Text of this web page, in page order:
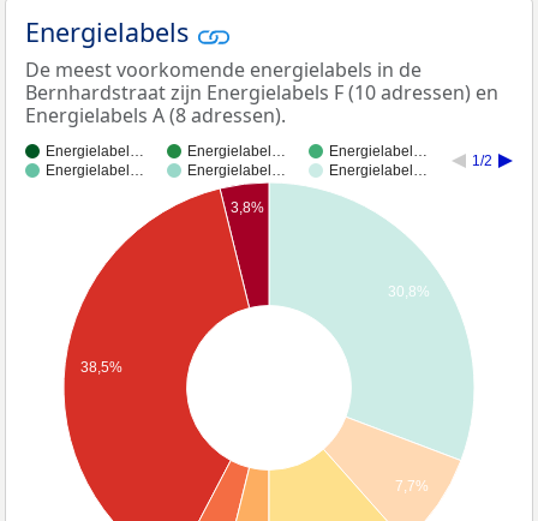
Energielabels
De meest voorkomende energielabels in de
Bernhardstraat zijn Energielabels F (10 adressen) en
Energielabels A (8 adressen).
Energielabel… Energielabel…
Energielabel…
Energielabel…
Energielabel… Energielabel…
1/2
30,8%
7,7%
3,8%
38,5%